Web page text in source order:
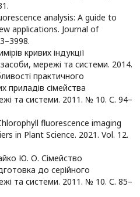
analysis: A guide to
applications. Journal of
кривих індукції
мережі та системи. 2014.
практичного
приладів сімейства
та системи. 2011. № 10. С. 94–
fluorescence imaging
in Plant Science. 2021. Vol. 12.
Ю. О. Сімейство
до серійного
та системи. 2011. № 10. С. 85–